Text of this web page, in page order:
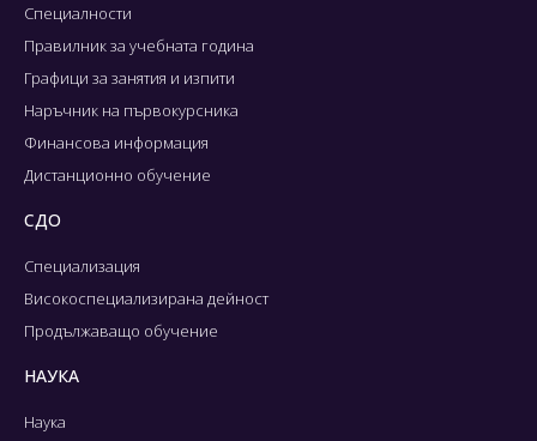
Специалности
Правилник за учебната година
Графици за занятия и изпити
Наръчник на първокурсника
Финансова информация
Дистанционно обучение
СДО
Специализация
Високоспециализирана дейност
Продължаващо обучение
НАУКА
Наука